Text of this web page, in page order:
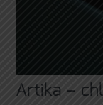
Artika –